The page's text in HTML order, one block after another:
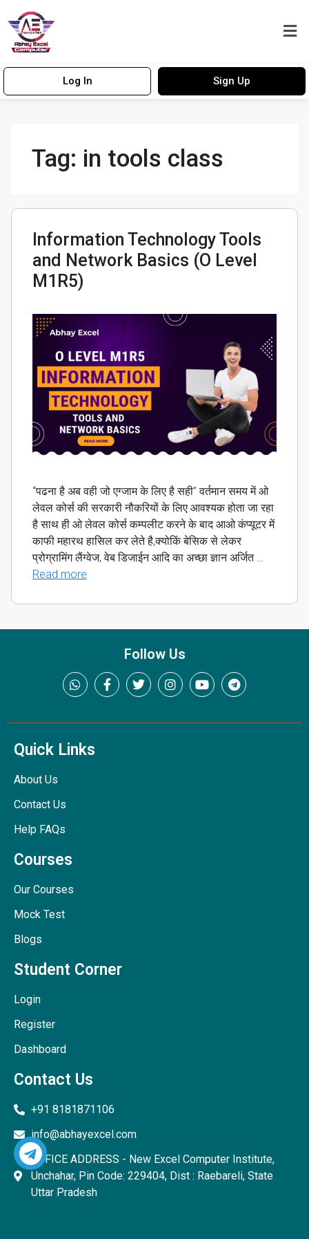
Log In Sign Up
Tag: in tools class
Information Technology Tools
and Network Basics (O Level
M1R5)
“पढना है अब वही जो एग्जाम के लिए है सही” वर्तमान समय में ओ
लेवल कोर्स की सरकारी नौकरियों के लिए आवश्यक होता जा रहा
है साथ ही ओ लेवल कोर्स कम्पलीट करने के बाद आओ कंप्यूटर में
काफी महारथ हासिल कर लेते है,क्योकिं बेसिक से लेकर
प्रोग्रामिंग लैंग्वेज, वेब डिजाईन आदि का अच्छा ज्ञान अर्जित …
Read more
Follow Us
Quick Links
About Us
Contact Us
Help FAQs
Courses
Our Courses
Mock Test
Blogs
Student Corner
Login
Register
Dashboard
Contact Us
+91 8181871106
info@abhayexcel.com
OFFICE ADDRESS - New Excel Computer Institute,
Unchahar, Pin Code: 229404, Dist : Raebareli, State
Uttar Pradesh